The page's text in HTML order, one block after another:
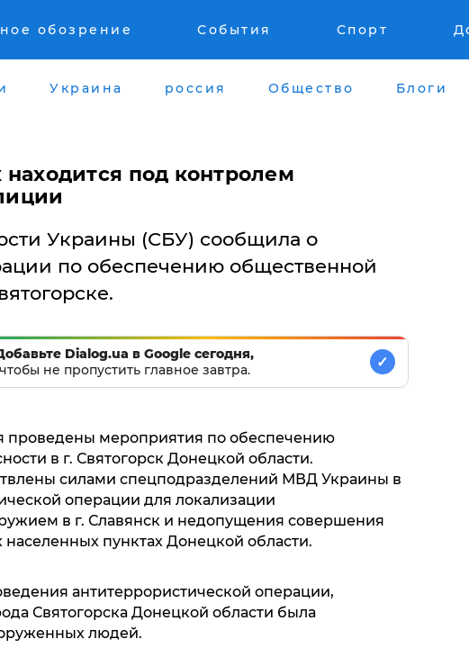
обозрение События Спорт
Украина россия Общество Блоги
находится под контролем
Украины (СБУ) сообщила о
по обеспечению общественной
Dialog.ua в Google сегодня,
чтобы не пропустить главное завтра.
✓
проведены мероприятия по обеспечению
в г. Святогорск Донецкой области.
силами спецподразделений МВД Украины в
операции для локализации
в г. Славянск и недопущения совершения
населенных пунктах Донецкой области.
антитеррористической операции,
Святогорска Донецкой области была
людей.